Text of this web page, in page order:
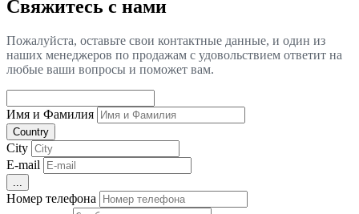
Свяжитесь с нами
Пожалуйста, оставьте свои контактные данные, и один из
наших менеджеров по продажам с удовольствием ответит на
любые ваши вопросы и поможет вам.
Имя и Фамилия
Country
City
E-mail
Номер телефона